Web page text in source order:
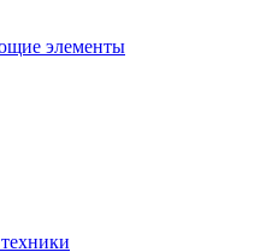
элементы